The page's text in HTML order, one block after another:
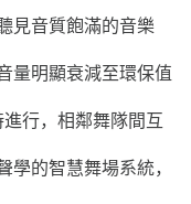
音質飽滿的音樂
量明顯衰減至環保值
行，相鄰舞隊間互
學的智慧舞場系統，